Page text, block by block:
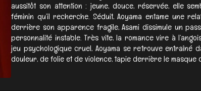
aussitôt son attention : jeune, douce, réservée, elle
féminin qu’il recherche. Séduit, Aoyama entame une
derrière son apparence fragile, Asami dissimule un
personnalité instable. Très vite, la romance vire à
jeu psychologique cruel, Aoyama se retrouve entraîné
douleur, de folie et de violence, tapie derrière le masque